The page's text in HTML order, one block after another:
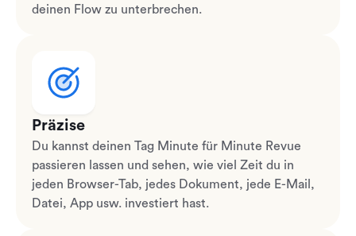
deinen Flow zu unterbrechen.
Präzise
Du kannst deinen Tag Minute für Minute Revue
passieren lassen und sehen, wie viel Zeit du in
jeden Browser-Tab, jedes Dokument, jede E-Mail,
Datei, App usw. investiert hast.